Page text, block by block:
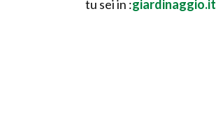
tu sei in :giardinaggio.it